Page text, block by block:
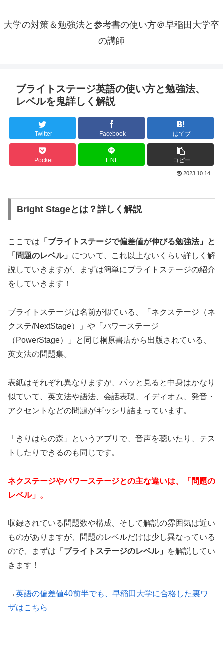
大学の対策＆勉強法と参考書の使い方＠早稲田大学卒
の講師
ブライトステージ英語の使い方と勉強法、
レベルを鬼詳しく解説
Twitter Facebook はてブ
Pocket LINE コピー
2023.10.14
Bright Stageとは？詳しく解説
ここでは 「ブライトステージで偏差値が伸びる勉強法」と
「問題のレベル」 について、これ以上ないくらい詳しく解
説していきますが、まずは簡単にブライトステージの紹介
をしていきます！
ブライトステージは名前が似ている、「ネクステージ（ネ
クステ/NextStage）」や「パワーステージ
（PowerStage）」と同じ桐原書店から出版されている、
英文法の問題集。
表紙はそれぞれ異なりますが、パッと見ると中身はかなり
似ていて、英文法や語法、会話表現、イディオム、発音・
アクセントなどの問題がギッシリ詰まっています。
「きりはらの森」というアプリで、音声を聴いたり、テス
トしたりできるのも同じです。
ネクステージやパワーステージとの主な違いは、「問題の
レベル」。
収録されている問題数や構成、そして解説の雰囲気は近い
ものがありますが、問題のレベルだけは少し異なっている
ので、まずは 「ブライトステージのレベル」
を解説してい
きます！
→英語の偏差値40前半でも、早稲田大学に合格した裏ワ
ザはこちら